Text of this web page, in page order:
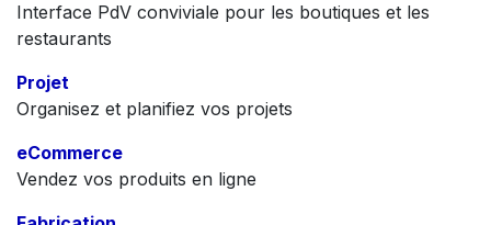
Interface PdV conviviale pour les boutiques et les
restaurants
Projet
Organisez et planifiez vos projets
eCommerce
Vendez vos produits en ligne